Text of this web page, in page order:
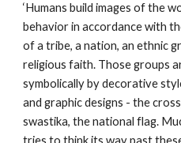
‘Humans build images of the
behavior in accordance with
of a tribe, a nation, an ethnic
religious faith. Those groups
symbolically by decorative
and graphic designs - the
swastika, the national flag.
tries to think its way past